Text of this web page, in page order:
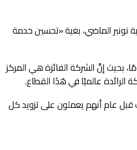
نونبر الماضي، بغية «تحسين خدمة
إلى أنَّ الفترة الزمنية لتزود بالأجهزة المشتراة هي 30 يومًا، بحيث إنَّ الشركة الفائزة هي المركز
قبل عام أنهم يعملون على تزويد كل